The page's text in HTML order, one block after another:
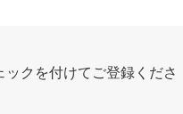
クを付けてご登録くださ